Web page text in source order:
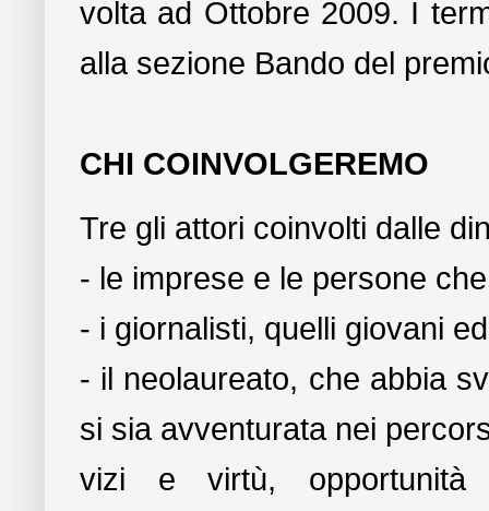
volta ad Ottobre 2009. I
alla sezione Bando del
CHI COINVOLGEREMO
Tre gli attori coinvolti dalle
- le imprese e le persone
- i giornalisti, quelli giovani
- il neolaureato, che abbia
si sia avventurata nei
vizi e virtù, opportunità